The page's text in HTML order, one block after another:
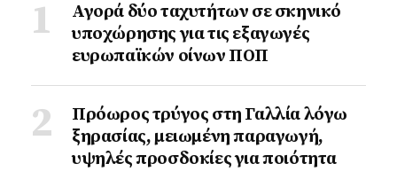
Αγορά δύο ταχυτήτων σε σκηνικό
υποχώρησης για τις εξαγωγές
ευρωπαϊκών οίνων ΠΟΠ
Πρόωρος τρύγος στη Γαλλία λόγω
ξηρασίας, μειωμένη παραγωγή,
υψηλές προσδοκίες για ποιότητα